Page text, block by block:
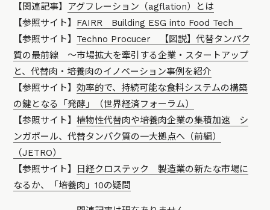
【関連記事】 アグフレーション（agflation）とは
【参照サイト】 FAIRR Building ESG into Food Tech
【参照サイト】 Techno Procucer 【図説】代替タンパク
質の最前線 ～市場拡大を牽引する企業・スタートアップ
と、代替肉・培養肉のイノベーション事例を紹介
【参照サイト】効率的で、持続可能な食料システムの構築
の鍵となる「発酵」（世界経済フォーラム）
【参照サイト】植物性代替肉や培養肉企業の集積加速 シ
ンガポール、代替タンパク質の一大拠点へ（前編）
（JETRO）
【参照サイト】
日経クロステック 製造業の新たな市場に
なるか、「培養肉」10の疑問